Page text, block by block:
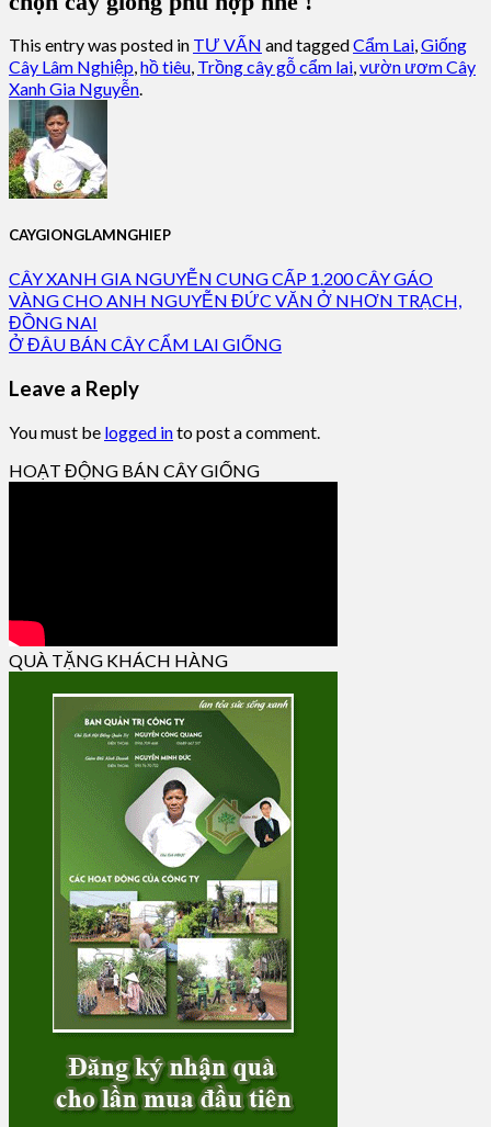
This entry was posted in TƯ VẤN and taggedCẩm Lai Giống
Cây Lâm Nghiệp hồ tiêu Trồng cây gỗ cẩm lai vườn ươm Cây
Xanh Gia Nguyễn
CAYGIONGLAMNGHIEP
CÂY XANH GIA NGUYỄN CUNG CẤP 1.200 CÂY GÁO
VÀNG CHO ANH NGUYỄN ĐỨC VĂN Ở NHƠN TRẠCH,
ĐỒNG NAI
Ở ĐÂU BÁN CÂY CẨM LAI GIỐNG
Leave a Reply
You must be logged into post a comment.
HOẠT ĐỘNG BÁN CÂY GIỐNG
QUÀ TẶNG KHÁCH HÀNG